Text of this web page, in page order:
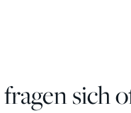
fragen sich